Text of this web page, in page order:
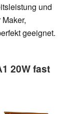
und
geeignet.
20W fast